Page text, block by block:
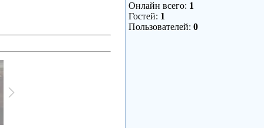
Онлайн всего: 1
Гостей: 1
Пользователей: 0